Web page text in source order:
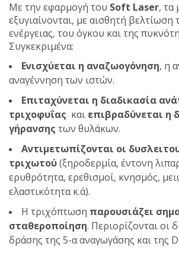
Με την εφαρμογή του Soft Laser, τα
εξυγιαίνονται, με αισθητή βελτίωση
ενέργειας, του όγκου και της
Συγκεκριμένα:
Ενισχύεται η αναζωογόνηση, η
αναγέννηση των ιστών.
Επιταχύνεται η διαδικασία
τριχοφυΐας και επιβραδύνεται η
γήρανσης των θυλάκων.
Αντιμετωπίζονται οι
τριχωτού(ξηροδερμία, έντονη
ερυθρότητα, ερεθισμοί, κνησμός,
ελαστικότητα κ.ά).
Η τριχόπτωση παρουσιάζει
σταθεροποίηση. Περιορίζονται οι
δράσης της 5-α αναγωγάσης και της